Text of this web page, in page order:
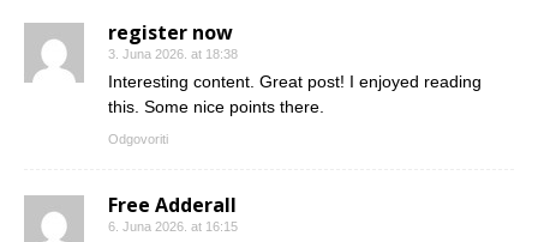
register now
3. Juna 2026. at 18:38
Interesting content. Great post! I enjoyed reading
this. Some nice points there.
Odgovoriti
Free Adderall
6. Juna 2026. at 16:15